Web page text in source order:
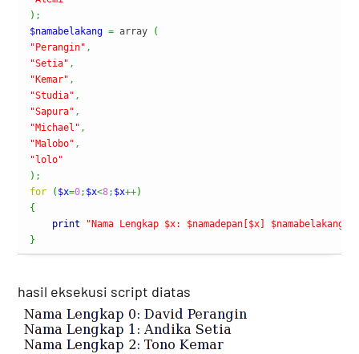
) ;
$namabelakang = array
(
"Perangin" ,
"Setia" ,
"Kemar" ,
"Studia" ,
"Sapura" ,
"Michael" ,
"Malobo" ,
"lolo"
) ;
for
( $x=0; $x<8; $x++)
{
print
"Nama Lengkap $x: $namadepan[$x]
}
hasil eksekusi script diatas